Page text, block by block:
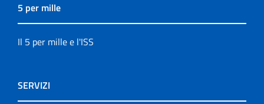
5 per mille
Il 5 per mille e l'ISS
SERVIZI